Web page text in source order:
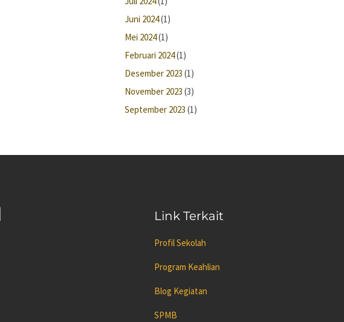
Juni 2024(1)
Mei 2024(1)
Februari 2024(1)
Desember 2023 (1)
November 2023 (3)
September 2023 (1)
Link Terkait
Profil Sekolah
Program Keahlian
Blog Kegiatan
SPMB